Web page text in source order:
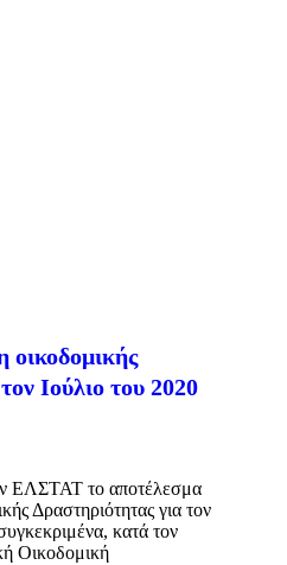
Ιούλιο του 2020
ΕΛΣΤΑΤ το αποτέλεσμα
Δραστηριότητας για τον
κατά τον
Οικοδομική